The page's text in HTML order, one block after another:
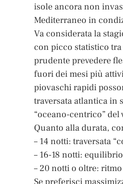
isole ancora non
Mediterraneo in
Va considerata la
con picco statistico
prudente prevedere
fuori dei mesi più
piovaschi rapidi
traversata atlantica in
“oceano-centrico”
Quanto alla durata,
– 14 notti: traversata
– 16-18 notti:
– 20 notti o oltre:
Se preferisci